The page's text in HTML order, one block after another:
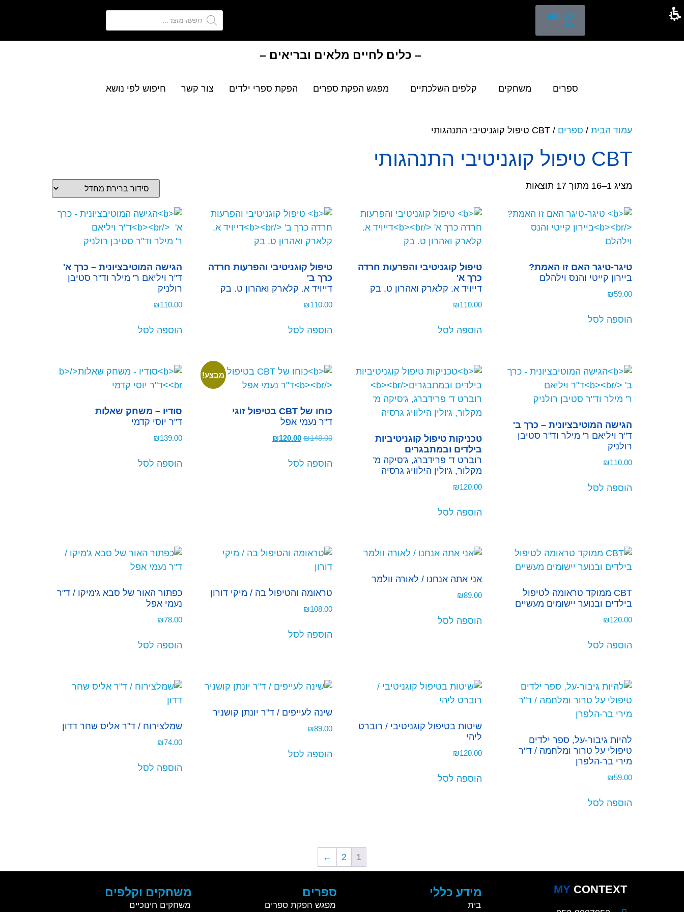
₪0.00
0
– כלים לחיים מלאים ובריאים –
ספרים משחקים קלפים השלכתיים מפגש הפקת ספרים הפקת ספרי ילדים צור קשר חיפוש לפי נושא
עמוד הבית / ספרים / CBT טיפול קוגניטיבי התנהגותי
CBT טיפול קוגניטיבי התנהגותי
מציג 1–16 מתוך 17 תוצאות
טיגר-טיגר האם זו האמת?
ביירון קייטי והנס וילהלם
₪59.00
הוספה לסל
טיפול קוגניטיבי והפרעות חרדה
כרך א'
דייויד א. קלארק ואהרון ט. בק
₪110.00
הוספה לסל
טיפול קוגניטיבי והפרעות חרדה
כרך ב'
דייויד א. קלארק ואהרון ט. בק
₪110.00
הוספה לסל
הגישה המוטיבציונית – כרך א'
ד"ר ויליאם ר' מילר וד"ר סטיבן
רולניק
₪110.00
הוספה לסל
הגישה המוטיבציונית – כרך ב'
ד"ר ויליאם ר' מילר וד"ר סטיבן
רולניק
₪110.00
הוספה לסל
טכניקות טיפול קוגניטיביות
בילדים ובמתבגרים
רוברט ד' פרידברג, ג'סיקה מ'
מקלור, ג'ולין הילוויג גרסיה
₪120.00
הוספה לסל
מבצע!
כוחו של CBT בטיפול זוגי
ד"ר נעמי אפל
₪148.00
₪120.00
הוספה לסל
סודיו – משחק שאלות
ד"ר יוסי קדמי
₪139.00
הוספה לסל
CBT ממוקד טראומה לטיפול
בילדים ובנוער יישומים מעשיים
₪120.00
הוספה לסל
אני אתה אנחנו / לאורה וולמר
₪89.00
הוספה לסל
טראומה והטיפול בה / מיקי דורון
₪108.00
הוספה לסל
כפתור האור של סבא ג'מיקו / ד"ר
נעמי אפל
₪78.00
הוספה לסל
להיות גיבור-על, ספר ילדים
טיפולי על טרור ומלחמה / ד"ר
מירי בר-הלפרן
₪59.00
הוספה לסל
שיטות בטיפול קוגניטיבי / רוברט
ליהי
₪120.00
הוספה לסל
שינה לעייפים / ד"ר יונתן קושניר
₪89.00
הוספה לסל
שמלצירוח / ד"ר אליס שחר דדון
₪74.00
הוספה לסל
1
2
←
CONTEXT
MY מידע כללי
בית
ספרים
מפגש הפקת ספרים
משחקים וקלפים
משחקים חינוכיים